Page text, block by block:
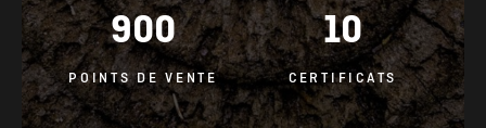
900
POINTS DE VENTE
10
CERTIFICATS